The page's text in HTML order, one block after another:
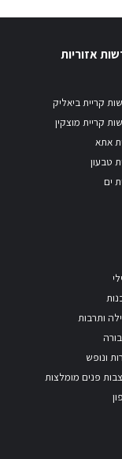
אזוריות
קריית ביאליק
קריית מוצקין
אתא
טבעון
ים
ותרבות
ונופש
פנים מומלצות